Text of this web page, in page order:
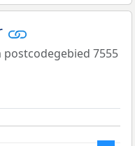
postcodegebied 7555